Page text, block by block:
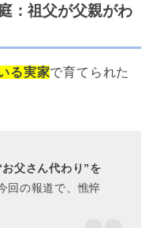
：祖父が父親がわ
る実家で育てられた
お父さん代わり”を
回の報道で、憔悴